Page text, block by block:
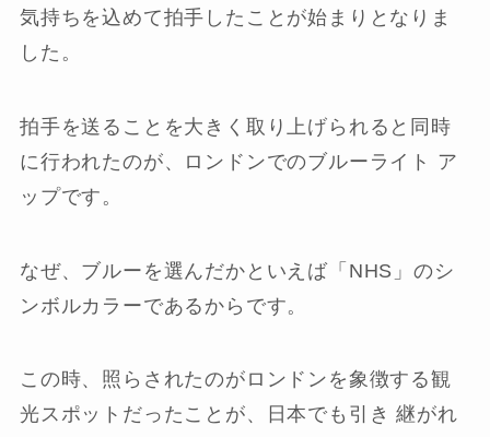
気持ちを込めて拍手したことが始まりとなりま
した。
拍手を送ることを大きく取り上げられると同時
に行われたのが、ロンドンでのブルーライト ア
ップです。
なぜ、ブルーを選んだかといえば「NHS」のシ
ンボルカラーであるからです。
この時、照らされたのがロンドンを象徴する観
光スポットだったことが、日本でも引き 継がれ